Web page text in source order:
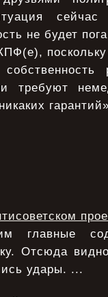
не будет
требуют
главные
Отсюда
удары. ...